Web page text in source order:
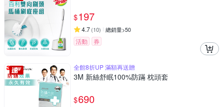
$197
4.7(10) 總銷量>50
活動 券
全館8折UP 滿額再送贈
3M 新絲舒眠100%防蹣 枕頭套
$690